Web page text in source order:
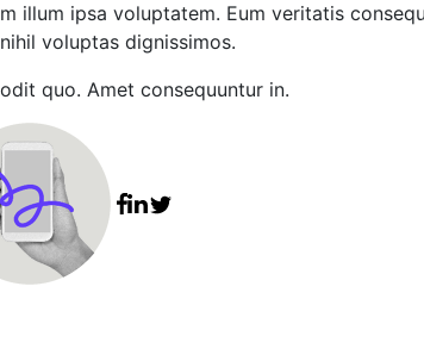
illum ipsa voluptatem. Eum veritatis
voluptas dignissimos.
quo. Amet consequuntur in.